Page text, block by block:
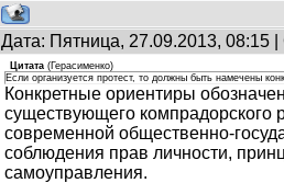
Дата: Пятница, 27.09.2013, 08:15
Цитата (Герасименко)
Если организуется протест, то должны быть намечены
Конкретные ориентиры
существующего компрадорского
современной общественно-
соблюдения прав личности,
самоуправления.